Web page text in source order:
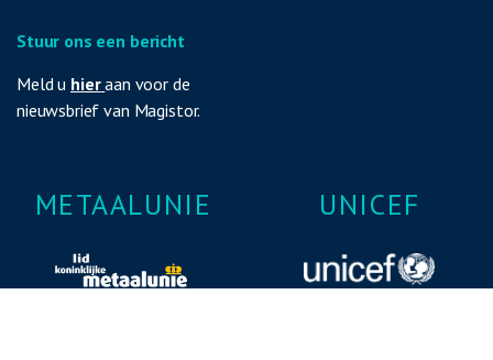
Stuur ons een bericht
Meld u hieraan voor de
nieuwsbrief van Magistor.
METAALUNIE UNICEF